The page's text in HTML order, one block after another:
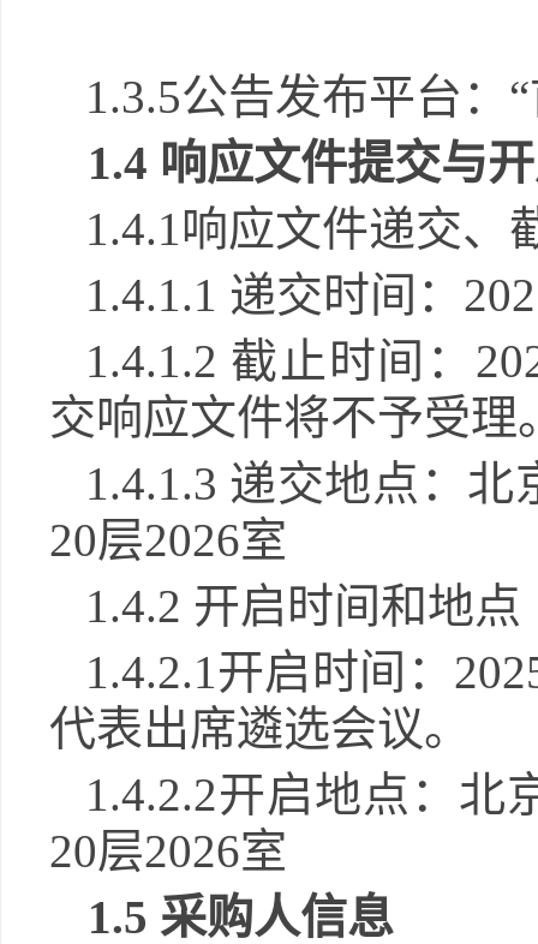
1.3.5公告发布平台：
1.4 响应文件提交与
1.4.1响应文件递交、
1.4.1.1 递交时间：
1.4.1.2 截止时间：
交响应文件将不予受理
1.4.1.3 递交地点：
20层2026室
1.4.2 开启时间和地点
1.4.2.1开启时间：
代表出席遴选会议。
1.4.2.2开启地点：北
20层2026室
1.5 采购人信息